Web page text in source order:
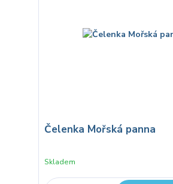
Čelenka Mořská panna
Skladem